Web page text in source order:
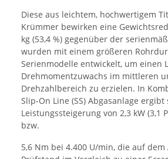
Diese aus leichtem, hochwertigem
Krümmer bewirken eine
kg (53,4 %) gegenüber der
wurden mit einem größeren
Serienmodelle entwickelt, um einen
Drehmomentzuwachs im mittleren
Drehzahlbereich zu erzielen. In
Slip-On Line (SS) Abgasanlage ergibt
Leistungssteigerung von 2,3 kW (3,1
bzw.
5,6 Nm bei 4.400 U/min, die auf dem